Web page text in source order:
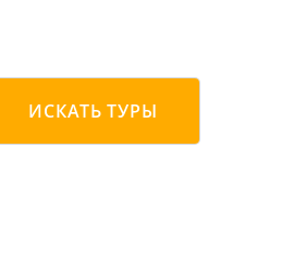
ИСКАТЬ ТУРЫ